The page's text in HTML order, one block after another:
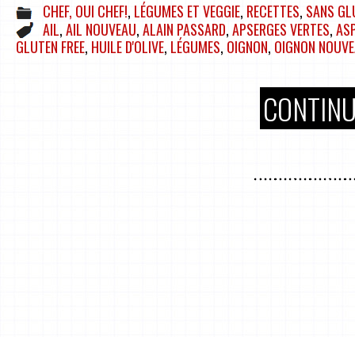
CHEF, OUI CHEF!, LÉGUMES ET VEGGIE, RECETTES, SANS
AIL,AIL NOUVEAU,ALAIN PASSARD,APSERGES VERTES,
GLUTEN FREE, HUILE D'OLIVE, LÉGUMES, OIGNON, OIGNON